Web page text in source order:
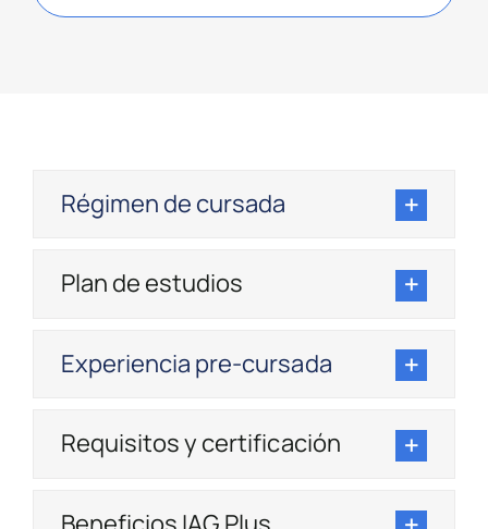
Régimen de cursada
Plan de estudios
Experiencia pre-cursada
Requisitos y certificación